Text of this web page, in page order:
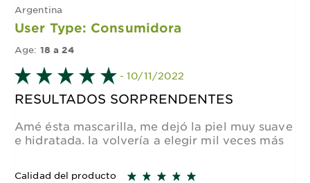
Argentina
User Type: Consumidora
Age: 18 a 24
- 10/11/2022
RESULTADOS SORPRENDENTES
Amé ésta mascarilla, me dejó la piel muy suave
e hidratada. la volvería a elegir mil veces más
Calidad del producto